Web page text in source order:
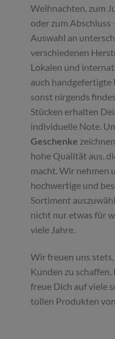
Weihnachten, zum
oder zum
Auswahl an
verschiedenen
Lokalen und
auch handgefertigte
sonst nirgends
Stücken erhalten
individuelle Note.
Geschenke
hohe Qualität aus,
macht. Wir nehmen
hochwertige und
Sortiment
nicht nur etwas für
viele Jahre.
Wir freuen uns
Kunden zu
freue Dich auf viele
tollen Produkten